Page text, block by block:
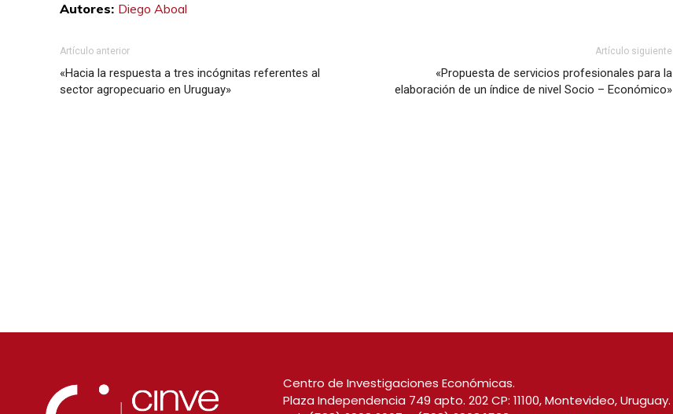
Autores: Diego Aboal
Artículo anterior
«Hacia la respuesta a tres incógnitas referentes al
sector agropecuario en Uruguay»
Artículo siguiente
«Propuesta de servicios profesionales para la
elaboración de un índice de nivel Socio – Económico»
Centro de Investigaciones Económicas.
Plaza Independencia 749 apto. 202 CP: 11100, Montevideo, Uruguay.